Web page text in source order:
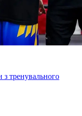
з тренувального